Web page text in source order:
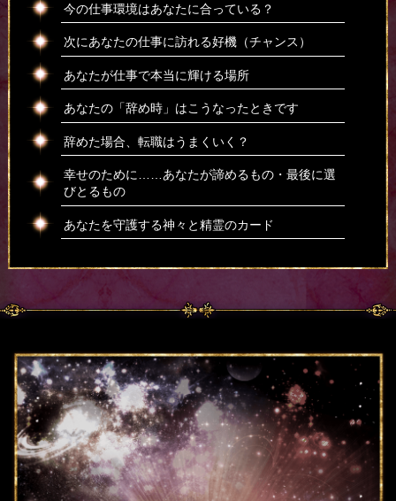
今の仕事環境はあなたに合っている？
次にあなたの仕事に訪れる好機（チャンス）
あなたが仕事で本当に輝ける場所
あなたの「辞め時」はこうなったときです
辞めた場合、転職はうまくいく？
幸せのために……あなたが諦めるもの・最後に選
びとるもの
あなたを守護する神々と精霊のカード